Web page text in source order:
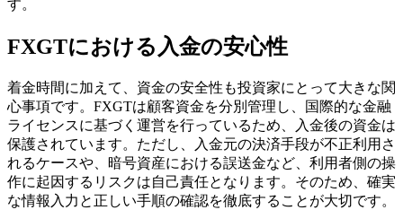
す。
FXGTにおける入金の安心性
着金時間に加えて、資金の安全性も投資家にとって大きな関
心事項です。FXGTは顧客資金を分別管理し、国際的な金融
ライセンスに基づく運営を行っているため、入金後の資金は
保護されています。ただし、入金元の決済手段が不正利用さ
れるケースや、暗号資産における誤送金など、利用者側の操
作に起因するリスクは自己責任となります。そのため、確実
な情報入力と正しい手順の確認を徹底することが大切です。